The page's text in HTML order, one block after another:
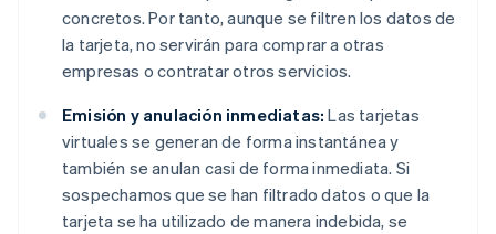
concretos. Por tanto, aunque se filtren los datos de
la tarjeta, no servirán para comprar a otras
empresas o contratar otros servicios.
Emisión y anulación inmediatas: Las tarjetas
virtuales se generan de forma instantánea y
también se anulan casi de forma inmediata. Si
sospechamos que se han filtrado datos o que la
tarjeta se ha utilizado de manera indebida, se